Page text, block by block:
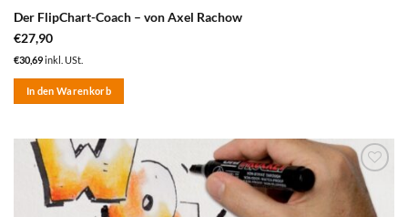
Der FlipChart-Coach – von Axel Rachow
€27,90
€30,69inkl. USt.
In den Warenkorb
zum
Merkzettel
hinzufügen